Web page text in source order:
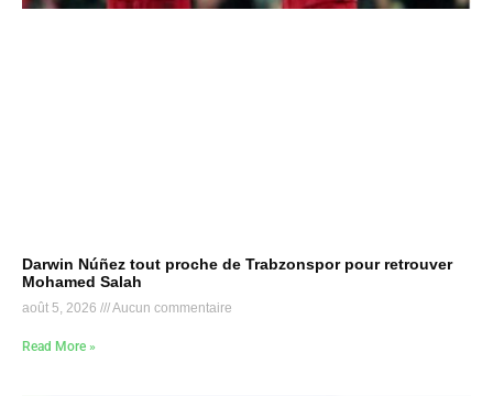
Darwin Núñez tout proche de Trabzonspor pour retrouver
Mohamed Salah
août 5, 2026 Aucun commentaire
Read More »